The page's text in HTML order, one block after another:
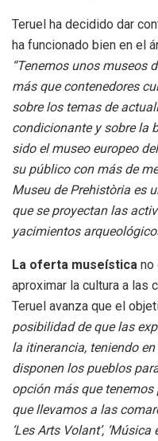
Teruel ha decidido dar
ha funcionado bien en el
“Tenemos unos museos
más que contenedores
sobre los temas de
condicionante y sobre la
sido el museo europeo
su público con más de
Museu de Prehistòria es
que se proyectan las
yacimientos
La oferta museística no
aproximar la cultura a las
Teruel avanza que el
posibilidad de que las
la itinerancia, teniendo
disponen los pueblos
opción más que
que llevamos a las
‘Les Arts Volant’, ‘Música